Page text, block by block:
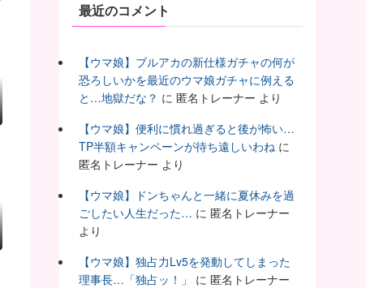
最近のコメント
【ウマ娘】ブルアカの新仕様ガチャの何が
恐ろしいかを最近のウマ娘ガチャに例える
と…地獄だな？ に 匿名トレーナー より
【ウマ娘】便利に慣れ過ぎると後が怖い…
TP半額キャンペーンが待ち遠しいわね に
匿名トレーナー より
【ウマ娘】ドンちゃんと一緒に夏休みを過
ごしたい人生だった… に 匿名トレーナー
より
【ウマ娘】独占力Lv5を発動してしまった
理事長…「独占ッ！」
に 匿名トレーナー